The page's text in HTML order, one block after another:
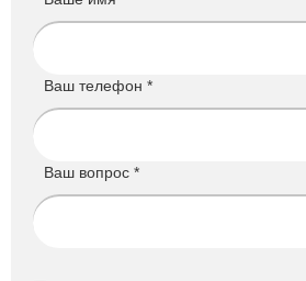
Ваш телефон *
Ваш вопрос *